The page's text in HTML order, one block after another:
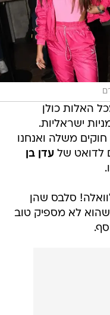
האלות כולן
ישראליות.
משלה ואנחנו
לדואט שלעדן בן
סלבס שהן
שהוא לא מספיק טוב